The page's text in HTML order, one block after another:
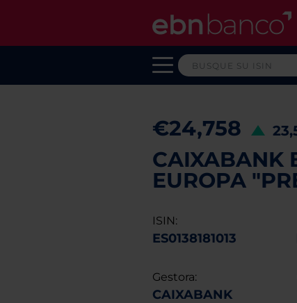
€24,758
CAIXABANK
EUROPA
ISIN:
ES0138181013
Gestora:
CAIXABANK